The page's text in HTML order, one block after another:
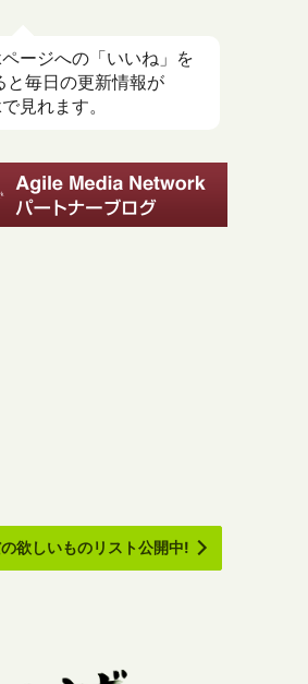
ージへの「いいね」を
と毎日の更新情報が
見れます。
欲しいものリスト公開中!